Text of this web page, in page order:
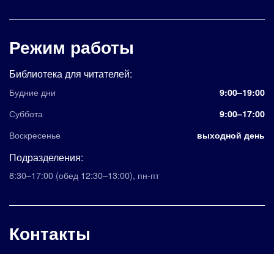
Режим работы
Библиотека для читателей:
Будние дни 9:00–19:00
Суббота 9:00–17:00
Воскресенье выходной день
Подразделения:
8:30–17:00 (обед 12:30–13:00), пн-пт
Контакты